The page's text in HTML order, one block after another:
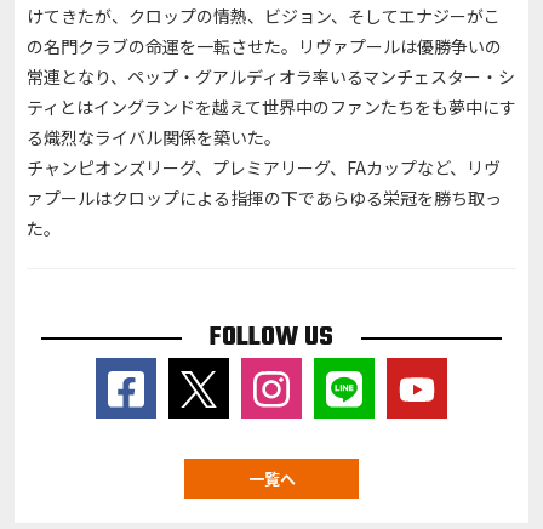
けてきたが、クロップの情熱、ビジョン、そしてエナジーがこ
の名門クラブの命運を一転させた。リヴァプールは優勝争いの
常連となり、ペップ・グアルディオラ率いるマンチェスター・シ
ティとはイングランドを越えて世界中のファンたちをも夢中にす
る熾烈なライバル関係を築いた。
チャンピオンズリーグ、プレミアリーグ、FAカップなど、リヴ
ァプールはクロップによる指揮の下であらゆる栄冠を勝ち取っ
た。
FOLLOW US
一覧へ